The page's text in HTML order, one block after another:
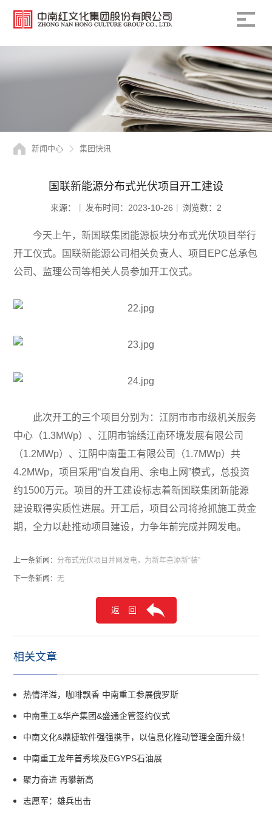
新闻中心 集团快讯
国联新能源分布式光伏项目开工建设
来源： 发布时间：2023-10-26 浏览数：2
今天上午，新国联集团能源板块分布式光伏项目举行
开工仪式。国联新能源公司相关负责人、项目EPC总承包
公司、监理公司等相关人员参加开工仪式。
此次开工的三个项目分别为：江阴市市市级机关服务
中心（1.3MWp）、江阴市锦绣江南环境发展有限公司
（1.2MWp）、江阴中南重工有限公司（1.7MWp）共
4.2MWp，项目采用“自发自用、余电上网”模式，总投资
约1500万元。项目的开工建设标志着新国联集团新能源
建设取得实质性进展。开工后，项目公司将抢抓施工黄金
期，全力以赴推动项目建设，力争年前完成并网发电。
上一条新闻： 分布式光伏项目并网发电，为新年喜添新“装”
下一条新闻：无
返 回
相关文章
热情洋溢，咖啡飘香 中南重工参展俄罗斯
中南重工&华产集团&盛通企管签约仪式
中南文化&鼎捷软件强强携手，以信息化推动管理全面升级！
中南重工龙年首秀埃及EGYPS石油展
聚力奋进 再攀新高
志愿军：雄兵出击